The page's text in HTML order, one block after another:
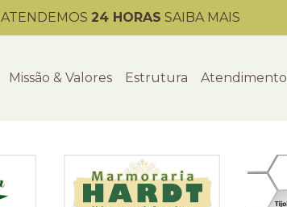
ATENDEMOS 24 HORAS SAIBA MAIS
Missão & Valores Estrutura Atendimento